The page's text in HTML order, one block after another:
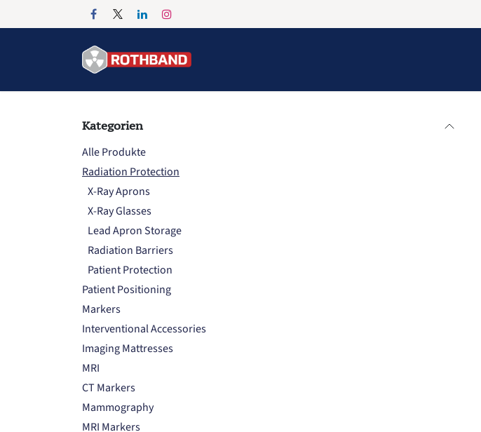
Zum Inhalt springen
Kategorien
Alle Produkte
Radiation Protection
X-Ray Aprons
X-Ray Glasses
Lead Apron Storage
Radiation Barriers
Patient Protection
Patient Positioning
Markers
Interventional Accessories
Imaging Mattresses
MRI
CT Markers
Mammography
MRI Markers